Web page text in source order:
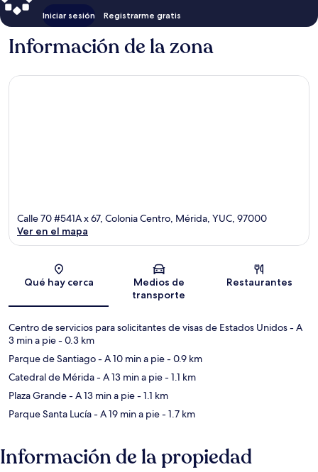
Iniciar sesión Registrarme gratis
Información de la zona
Sección del mapa
Calle 70 #541A x 67, Colonia Centro, Mérida, YUC, 97000
Ver en el mapa
Qué hay cerca
Medios de
transporte
Restaurantes
Centro de servicios para solicitantes de visas de Estados Unidos- A
3 min a pie- 0.3 km
Parque de Santiago- A 10 min a pie- 0.9 km
Catedral de Mérida- A 13 min a pie- 1.1 km
Plaza Grande- A 13 min a pie- 1.1 km
Parque Santa Lucía- A 19 min a pie- 1.7 km
Información de la propiedad